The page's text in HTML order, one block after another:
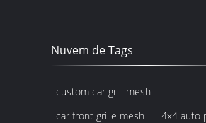
Nuvem de Tags
custom car grill mesh
car front grille mesh
4x4 auto